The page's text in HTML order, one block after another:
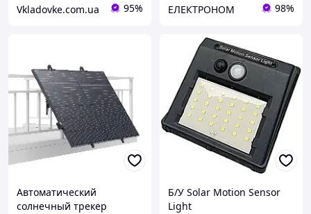
Vkladovke.com.ua 95% ЕЛЕКТРОНОМ 98%
Автоматический
солнечный трекер
Б/У Solar Motion Sensor
Light